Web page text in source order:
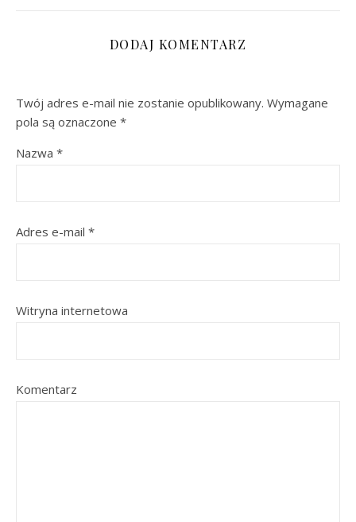
DODAJ KOMENTARZ
Twój adres e-mail nie zostanie opublikowany. Wymagane
pola są oznaczone *
Nazwa *
Adres e-mail *
Witryna internetowa
Komentarz